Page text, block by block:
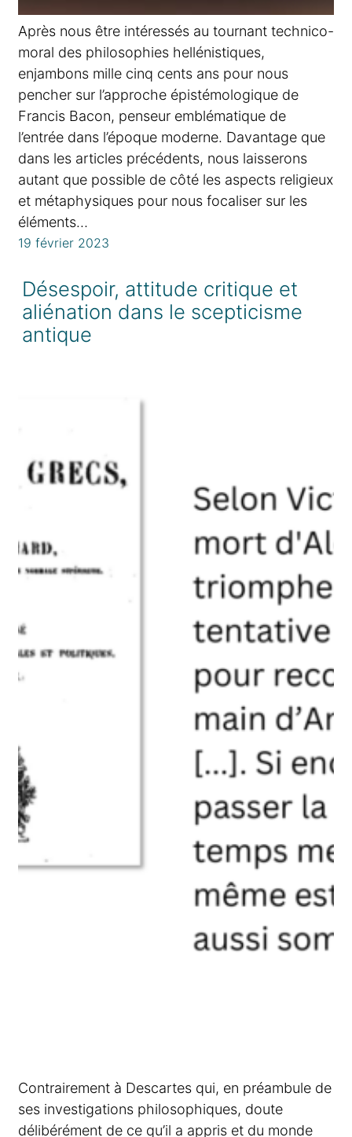
Après nous être intéressés au tournant technico-
moral des philosophies hellénistiques,
enjambons mille cinq cents ans pour nous
pencher sur l’approche épistémologique de
Francis Bacon, penseur emblématique de
l’entrée dans l’époque moderne. Davantage que
dans les articles précédents, nous laisserons
autant que possible de côté les aspects religieux
et métaphysiques pour nous focaliser sur les
éléments…
19 février 2023
Désespoir, attitude critique et
aliénation dans le scepticisme
antique
Contrairement à Descartes qui, en préambule de
ses investigations philosophiques, doute
délibérément de ce qu’il a appris et du monde